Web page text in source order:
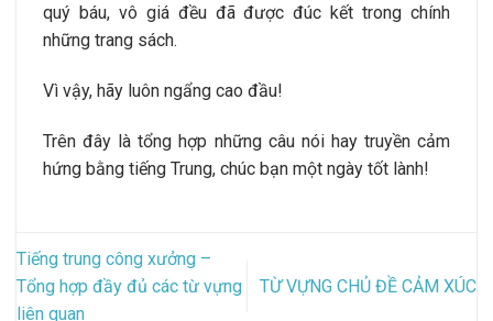
quý báu, vô giá đều đã được đúc kết trong chính
những trang sách.
Vì vậy, hãy luôn ngẩng cao đầu!
Trên đây là tổng hợp những câu nói hay truyền cảm
hứng bằng tiếng Trung, chúc bạn một ngày tốt lành!
Tiếng trung công xưởng –
Tổng hợp đầy đủ các từ vựng
liên quan
TỪ VỰNG CHỦ ĐỀ CẢM XÚC